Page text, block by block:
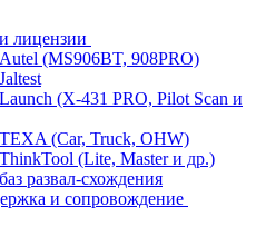
лицензии
(MS906BT, 908PRO)
(X-431 PRO, Pilot Scan и
(Car, Truck, OHW)
(Lite, Master и др.)
развал-схождения
и сопровождение